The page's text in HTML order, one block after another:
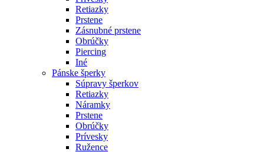
Retiazky
Prstene
Zásnubné prstene
Obrúčky
Piercing
Iné
Pánske šperky
Súpravy šperkov
Retiazky
Náramky
Prstene
Obrúčky
Prívesky
Ružence